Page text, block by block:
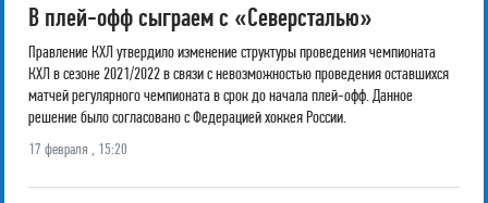
В плей-офф сыграем с «Северсталью»
Правление КХЛ утвердило изменение структуры проведения чемпионата
КХЛ в сезоне 2021/2022 в связи с невозможностью проведения оставшихся
матчей регулярного чемпионата в срок до начала плей-офф. Данное
решение было согласовано с Федерацией хоккея России.
17 февраля , 15:20